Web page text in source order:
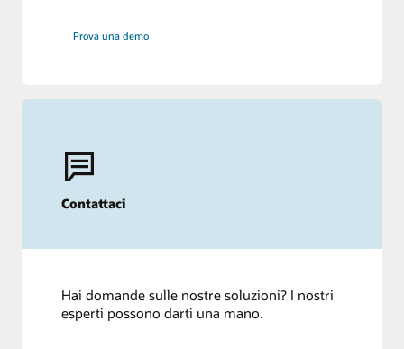
Prova una demo
Contattaci
Hai domande sulle nostre soluzioni? I nostri
esperti possono darti una mano.